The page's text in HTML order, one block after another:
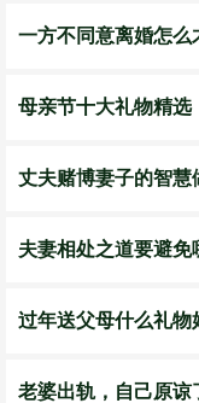
一方不同意离婚怎么
母亲节十大礼物精选
丈夫赌博妻子的智慧
夫妻相处之道要避免
过年送父母什么礼物
老婆出轨，自己原谅